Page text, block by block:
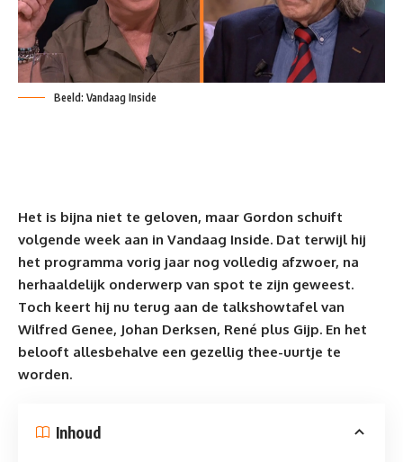
Beeld: Vandaag Inside
Het is bijna niet te geloven, maar Gordon schuift
volgende week aan in Vandaag Inside. Dat terwijl hij
het programma vorig jaar nog volledig afzwoer, na
herhaaldelijk onderwerp van spot te zijn geweest.
Toch keert hij nu terug aan de talkshowtafel van
Wilfred Genee, Johan Derksen, René plus Gijp. En het
belooft allesbehalve een gezellig thee-uurtje te
worden.
Inhoud